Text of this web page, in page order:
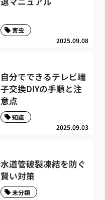
2025.09.08
害虫
自分でできるテレビ端
子交換DIYの手順と注
意点
2025.09.03
知識
水道管破裂凍結を防ぐ
賢い対策
未分類